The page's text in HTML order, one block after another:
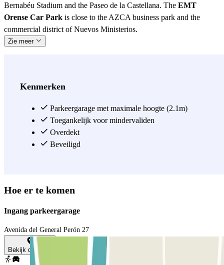
Bernabéu Stadium and the Paseo de la Castellana. The EMT
Orense Car Park is close to the AZCA business park and the
commercial district of Nuevos Ministerios.
Zie meer
Kenmerken
Parkeergarage met maximale hoogte (2.1m)
Toegankelijk voor mindervaliden
Overdekt
Beveiligd
Hoe er te komen
Ingang parkeergarage
Avenida del General Perón 27
Bekijk de kaart